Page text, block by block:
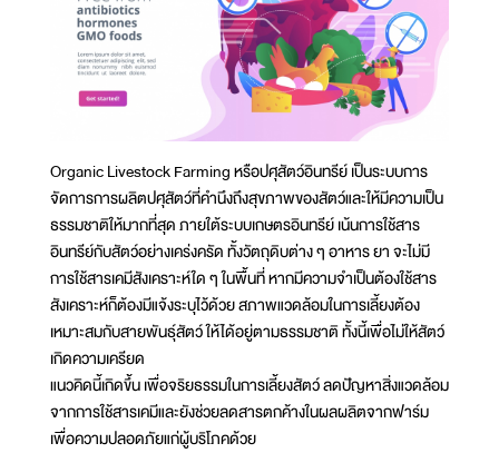
Organic Livestock Farming หรือปศุสัตว์อินทรีย์ เป็นระบบการ
จัดการการผลิตปศุสัตว์ที่คำนึงถึงสุขภาพของสัตว์และให้มีความเป็น
ธรรมชาติให้มากที่สุด ภายใต้ระบบเกษตรอินทรีย์ เน้นการใช้สาร
อินทรีย์กับสัตว์อย่างเคร่งครัด ทั้งวัตถุดิบต่าง ๆ อาหาร ยา จะไม่มี
การใช้สารเคมีสังเคราะห์ใด ๆ ในพื้นที่ หากมีความจำเป็นต้องใช้สาร
สังเคราะห์ก็ต้องมีแจ้งระบุไว้ด้วย สภาพแวดล้อมในการเลี้ยงต้อง
เหมาะสมกับสายพันธุ์สัตว์ ให้ได้อยู่ตามธรรมชาติ ทั้งนี้เพื่อไม่ให้สัตว์
เกิดความเครียด
แนวคิดนี้เกิดขึ้น เพื่อจริยธรรมในการเลี้ยงสัตว์ ลดปัญหาสิ่งแวดล้อม
จากการใช้สารเคมีและยังช่วยลดสารตกค้างในผลผลิตจากฟาร์ม
เพื่อความปลอดภัยแก่ผู้บริโภคด้วย